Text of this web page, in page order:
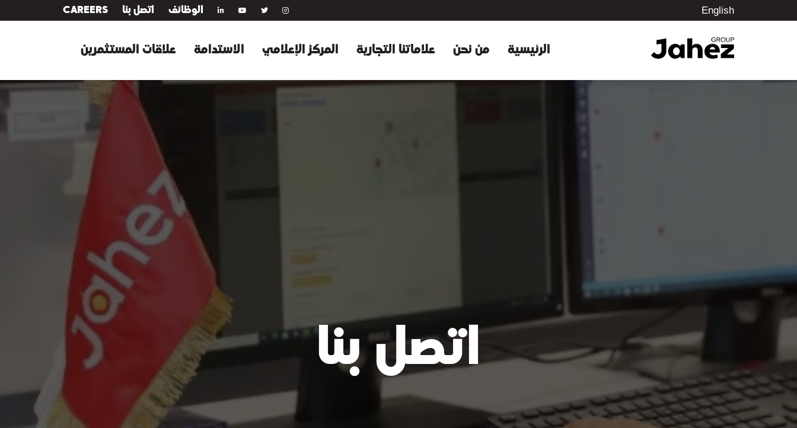
English الوظائف اتصل بنا CAREERS
الرئيسية من نحن علاماتنا التجارية المركز الإعلامي الاستدامة علاقات المستثمرين
اتصل بنا